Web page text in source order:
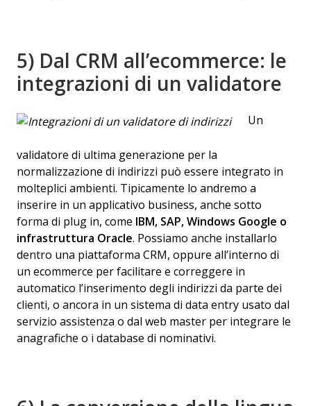
5) Dal CRM all’ecommerce: le
integrazioni di un validatore
Un
validatore di ultima generazione per la
normalizzazione di indirizzi può essere integrato in
molteplici ambienti. Tipicamente lo andremo a
inserire in un applicativo business, anche sotto
forma di plug in, come IBM, SAP, Windows Google o
infrastruttura Oracle. Possiamo anche installarlo
dentro una piattaforma CRM, oppure all’interno di
un ecommerce per facilitare e correggere in
automatico l’inserimento degli indirizzi da parte dei
clienti, o ancora in un sistema di data entry usato dal
servizio assistenza o dal web master per integrare le
anagrafiche o i database di nominativi.